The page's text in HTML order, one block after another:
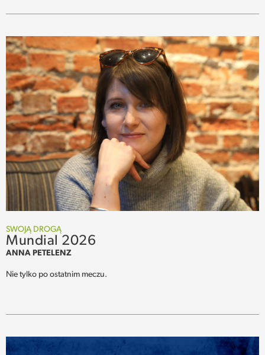
SWOJĄ DROGĄ
Mundial 2026
ANNA PETELENZ
Nie tylko po ostatnim meczu.